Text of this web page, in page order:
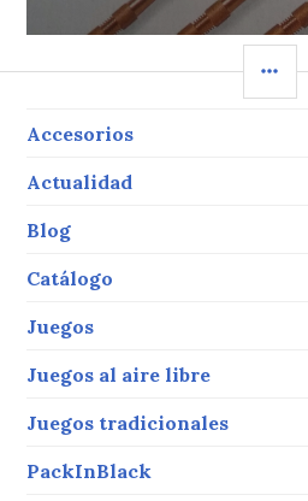
Accesorios
Actualidad
Blog
Catálogo
Juegos
Juegos al aire libre
Juegos tradicionales
PackInBlack